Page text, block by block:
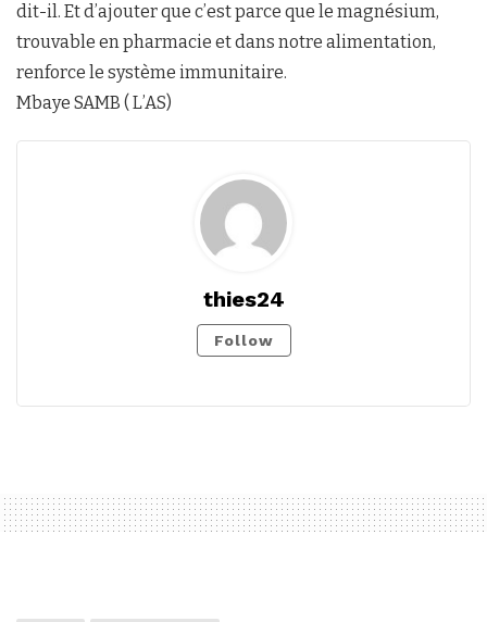
dit-il. Et d’ajouter que c’est parce que le magnésium,
trouvable en pharmacie et dans notre alimentation,
renforce le système immunitaire.
Mbaye SAMB ( L’AS)
thies24
Follow